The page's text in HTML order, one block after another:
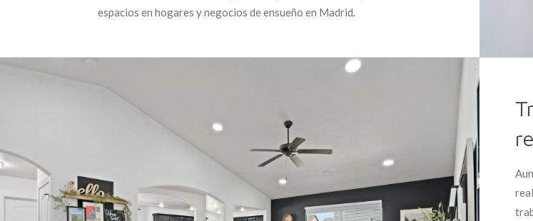
espacios en hogares y negocios de ensueño en Madrid.